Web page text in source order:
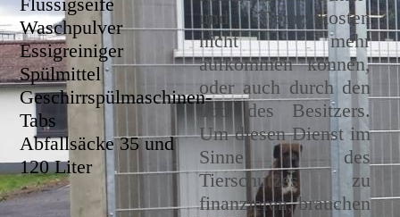
Waschpulver
Essigreiniger
Spülmittel
Geschirrspülmaschinen-
Tabs
Abfallsäcke 35 und
120 Liter
und Tierarztkosten
nicht mehr
aufkommen können,
oder auch durch den
Tod des Besitzers.
Um diesen Dienst im
Sinne des
Tierschutzes zu
finanzieren, brauchen